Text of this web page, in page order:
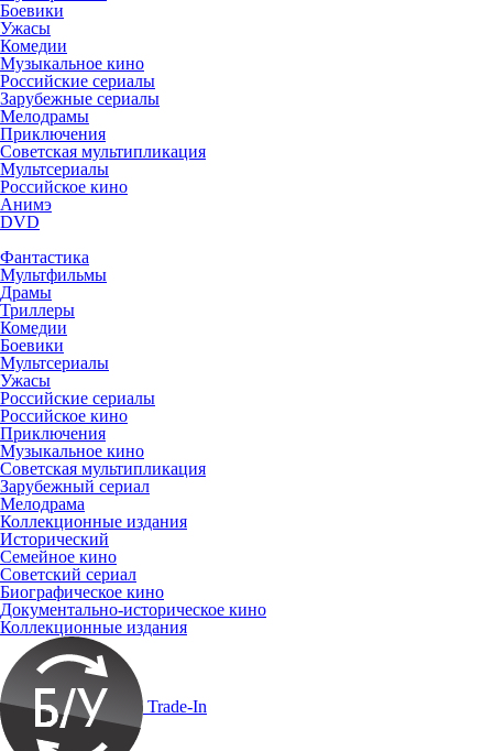
Боевики
Ужасы
Комедии
Музыкальное кино
Российские сериалы
Зарубежные сериалы
Мелодрамы
Приключения
Советская мультипликация
Мультсериалы
Российское кино
Анимэ
DVD
Фантастика
Мультфильмы
Драмы
Триллеры
Комедии
Боевики
Мультсериалы
Ужасы
Российские сериалы
Российское кино
Приключения
Музыкальное кино
Советская мультипликация
Зарубежный сериал
Мелодрама
Коллекционные издания
Исторический
Семейное кино
Советский сериал
Биографическое кино
Документально-историческое кино
Коллекционные издания
Trade-In